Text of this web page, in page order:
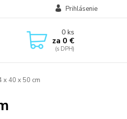
Prihlásenie
0ks
za 0 €
x 40 x 50 cm